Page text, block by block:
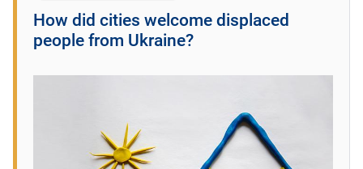
How did cities welcome displaced
people from Ukraine?